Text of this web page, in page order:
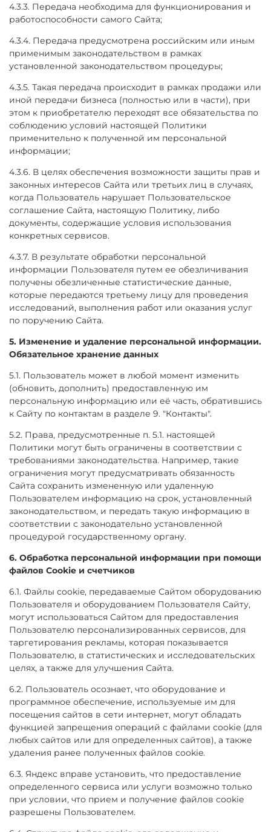
4.3.3. Передача необходима для функционирования и
работоспособности самого Сайта;
4.3.4. Передача предусмотрена российским или иным
применимым законодательством в рамках
установленной законодательством процедуры;
4.3.5. Такая передача происходит в рамках продажи или
иной передачи бизнеса (полностью или в части), при
этом к приобретателю переходят все обязательства по
соблюдению условий настоящей Политики
применительно к полученной им персональной
информации;
4.3.6. В целях обеспечения возможности защиты прав и
законных интересов Сайта или третьих лиц в случаях,
когда Пользователь нарушает Пользовательское
соглашение Сайта, настоящую Политику, либо
документы, содержащие условия использования
конкретных сервисов.
4.3.7. В результате обработки персональной
информации Пользователя путем ее обезличивания
получены обезличенные статистические данные,
которые передаются третьему лицу для проведения
исследований, выполнения работ или оказания услуг
по поручению Сайта.
5. Изменение и удаление персональной информации.
Обязательное хранение данных
5.1. Пользователь может в любой момент изменить
(обновить, дополнить) предоставленную им
персональную информацию или её часть, обратившись
к Сайту по контактам в разделе 9. "Контакты".
5.2. Права, предусмотренные п. 5.1. настоящей
Политики могут быть ограничены в соответствии с
требованиями законодательства. Например, такие
ограничения могут предусматривать обязанность
Сайта сохранить измененную или удаленную
Пользователем информацию на срок, установленный
законодательством, и передать такую информацию в
соответствии с законодательно установленной
процедурой государственному органу.
6. Обработка персональной информации при помощи
файлов Cookie и счетчиков
6.1. Файлы cookie, передаваемые Сайтом оборудованию
Пользователя и оборудованием Пользователя Сайту,
могут использоваться Сайтом для предоставления
Пользователю персонализированных сервисов, для
таргетирования рекламы, которая показывается
Пользователю, в статистических и исследовательских
целях, а также для улучшения Сайта.
6.2. Пользователь осознает, что оборудование и
программное обеспечение, используемые им для
посещения сайтов в сети интернет, могут обладать
функцией запрещения операций с файлами cookie (для
любых сайтов или для определенных сайтов), а также
удаления ранее полученных файлов cookie.
6.3. Яндекс вправе установить, что предоставление
определенного сервиса или услуги возможно только
при условии, что прием и получение файлов cookie
разрешены Пользователем.